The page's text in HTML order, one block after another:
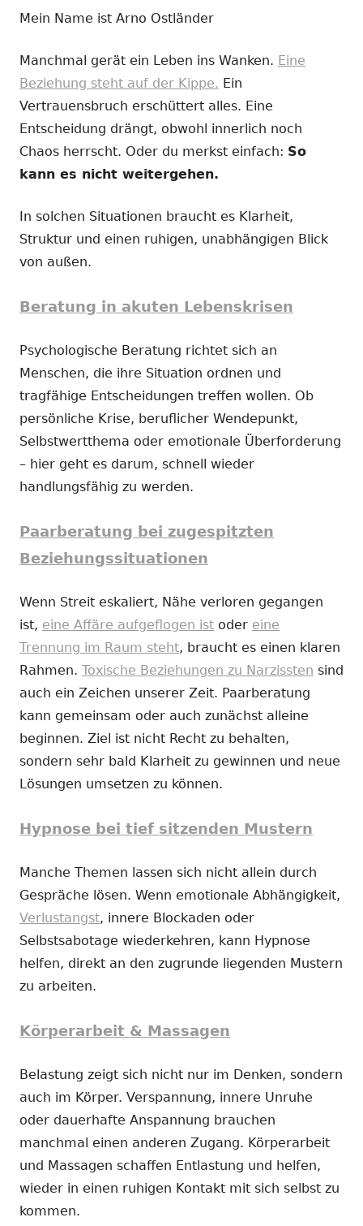
Mein Name ist Arno Ostländer
Manchmal gerät ein Leben ins Wanken. Eine
Beziehung steht auf der Kippe. Ein
Vertrauensbruch erschüttert alles. Eine
Entscheidung drängt, obwohl innerlich noch
Chaos herrscht. Oder du merkst einfach: So
kann es nicht weitergehen.
In solchen Situationen braucht es Klarheit,
Struktur und einen ruhigen, unabhängigen Blick
von außen.
Beratung in akuten Lebenskrisen
Psychologische Beratung richtet sich an
Menschen, die ihre Situation ordnen und
tragfähige Entscheidungen treffen wollen. Ob
persönliche Krise, beruflicher Wendepunkt,
Selbstwertthema oder emotionale Überforderung
– hier geht es darum, schnell wieder
handlungsfähig zu werden.
Paarberatung bei zugespitzten
Beziehungssituationen
Wenn Streit eskaliert, Nähe verloren gegangen
ist, eine Affäre aufgeflogen ist oder eine
Trennung im Raum steht, braucht es einen klaren
Rahmen. Toxische Beziehungen zu Narzissten sind
auch ein Zeichen unserer Zeit. Paarberatung
kann gemeinsam oder auch zunächst alleine
beginnen. Ziel ist nicht Recht zu behalten,
sondern sehr bald Klarheit zu gewinnen und neue
Lösungen umsetzen zu können.
Hypnose bei tief sitzenden Mustern
Manche Themen lassen sich nicht allein durch
Gespräche lösen. Wenn emotionale Abhängigkeit,
Verlustangst, innere Blockaden oder
Selbstsabotage wiederkehren, kann Hypnose
helfen, direkt an den zugrunde liegenden Mustern
zu arbeiten.
Körperarbeit & Massagen
Belastung zeigt sich nicht nur im Denken, sondern
auch im Körper. Verspannung, innere Unruhe
oder dauerhafte Anspannung brauchen
manchmal einen anderen Zugang. Körperarbeit
und Massagen schaffen Entlastung und helfen,
wieder in einen ruhigen Kontakt mit sich selbst zu
kommen.